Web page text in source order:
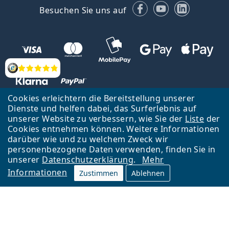
Cookies erleichtern die Bereitstellung unserer
Dienste und helfen dabei, das Surferlebnis auf
unserer Website zu verbessern, wie Sie der Liste der
Cookies entnehmen können. Weitere Informationen
darüber wie und zu welchem Zweck wir
personenbezogene Daten verwenden, finden Sie in
unserer Datenschutzerklärung.
Mehr
Informationen
Zustimmen Ablehnen
Bewertung
Besuchen Sie uns auf Facebook
YouTubeLinkedIn
Zurück zur Hauptseite
Nach oben
Lentiamo s.r.o., Tschechien ist Eigentümer und Betreiber des Online-
Shops Lentiamo.de
Seit 18 Jahren sind wir für Sie da.